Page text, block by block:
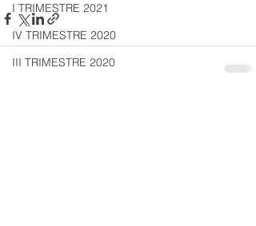
I TRIMESTRE 2021
IV TRIMESTRE 2020
III TRIMESTRE 2020